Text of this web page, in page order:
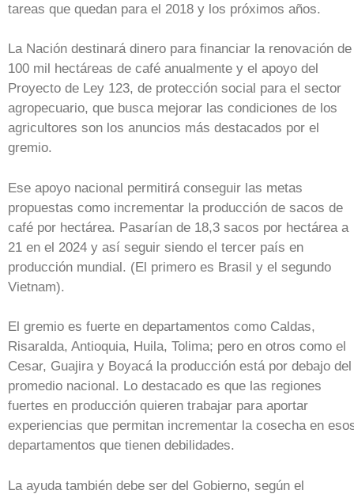
tareas que quedan para el 2018 y los próximos años.
La Nación destinará dinero para financiar la renovación de
100 mil hectáreas de café anualmente y el apoyo del
Proyecto de Ley 123, de protección social para el sector
agropecuario, que busca mejorar las condiciones de los
agricultores son los anuncios más destacados por el
gremio.
Ese apoyo nacional permitirá conseguir las metas
propuestas como incrementar la producción de sacos de
café por hectárea. Pasarían de 18,3 sacos por hectárea a
21 en el 2024 y así seguir siendo el tercer país en
producción mundial. (El primero es Brasil y el segundo
Vietnam).
El gremio es fuerte en departamentos como Caldas,
Risaralda, Antioquia, Huila, Tolima; pero en otros como el
Cesar, Guajira y Boyacá la producción está por debajo del
promedio nacional. Lo destacado es que las regiones
fuertes en producción quieren trabajar para aportar
experiencias que permitan incrementar la cosecha en
departamentos que tienen debilidades.
La ayuda también debe ser del Gobierno, según el